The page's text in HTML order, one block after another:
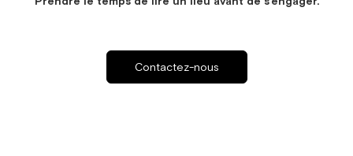
Contactez-nous